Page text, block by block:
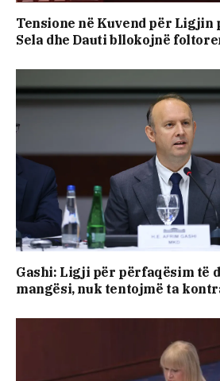
Tensione në Kuvend për Ligjin
Sela dhe Dauti bllokojnë
Gashi: Ligji për përfaqësim të
mangësi, nuk tentojmë ta